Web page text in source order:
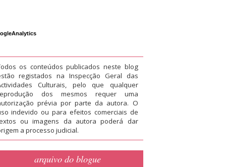
os conteúdos publicados neste blog
registados na Inspecção Geral das
Culturais, pelo que qualquer
dos mesmos requer uma
prévia por parte da autora. O
indevido ou para efeitos comerciais de
ou imagens da autora poderá dar
a processo judicial.
arquivo do blogue